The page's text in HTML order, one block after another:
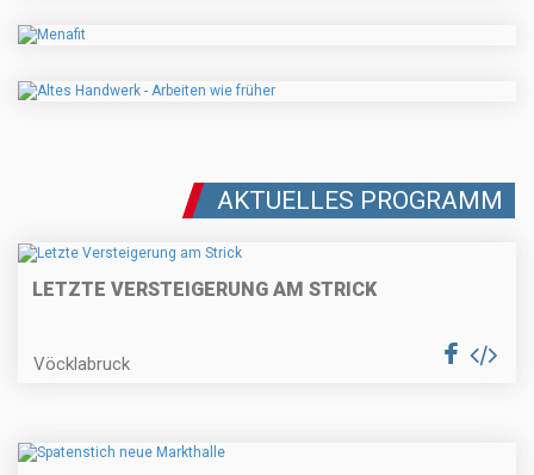
AKTUELLES PROGRAMM
LETZTE VERSTEIGERUNG AM STRICK
Vöcklabruck